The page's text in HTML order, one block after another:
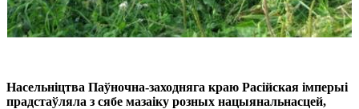
Насельніцтва Паўночна-заходняга краю Расійская імперыі
прадстаўляла з сябе мазаіку розных нацыянальнасцей,